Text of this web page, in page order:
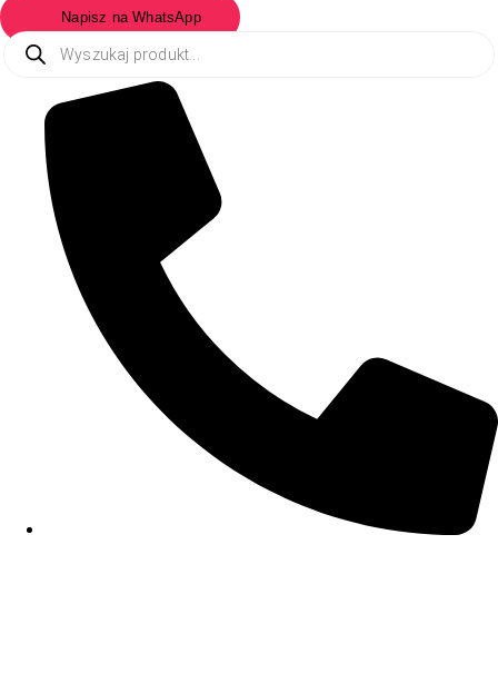
Napisz na WhatsApp
Wyszukiwarka
produktów